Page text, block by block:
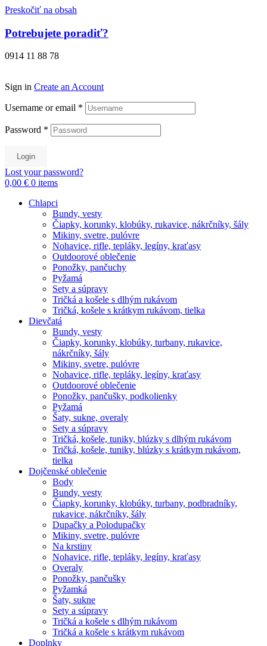
Preskočiť na obsah
Potrebujete poradiť?
0914 11 88 78
Sign in Create an Account
Username or email *
Password *
Login
Lost your password?
0,00 € 0 items
Chlapci
Bundy, vesty
Čiapky, korunky, klobúky, rukavice, nákrčníky, šály
Mikiny, svetre, pulóvre
Nohavice, rifle, tepláky, legíny, kraťasy
Outdoorové oblečenie
Ponožky, pančuchy
Pyžamá
Sety a súpravy
Tričká a košele s dlhým rukávom
Tričká, košele s krátkym rukávom, tielka
Dievčatá
Bundy, vesty
Čiapky, korunky, klobúky, turbany, rukavice,
nákrčníky, šály
Mikiny, svetre, pulóvre
Nohavice, rifle, tepláky, legíny, kraťasy
Outdoorové oblečenie
Ponožky, pančušky, podkolienky
Pyžamá
Šaty, sukne, overaly
Sety a súpravy
Tričká, košele, tuniky, blúzky s dlhým rukávom
Tričká, košele, tuniky, blúzky s krátkym rukávom,
tielka
Dojčenské oblečenie
Body
Bundy, vesty
Čiapky, korunky, klobúky, turbany, podbradníky,
rukavice, nákrčníky, šály
Dupačky a Polodupačky
Mikiny, svetre, pulóvre
Na krstiny
Nohavice, rifle, tepláky, legíny, kraťasy
Overaly
Ponožky, pančušky
Pyžamká
Šaty, sukne
Sety a súpravy
Tričká a košele s dlhým rukávom
Tričká a košele s krátkym rukávom
Doplnky